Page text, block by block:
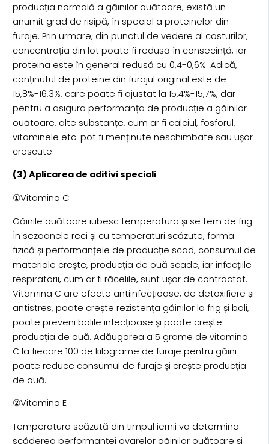
producția normală a găinilor ouătoare, există un
anumit grad de risipă, în special a proteinelor din
furaje. Prin urmare, din punctul de vedere al costurilor,
concentrația din lot poate fi redusă în consecință, iar
proteina este în general redusă cu 0,4-0,6%. Adică,
conținutul de proteine din furajul original este de
15,8%-16,3%, care poate fi ajustat la 15,4%-15,7%, dar
pentru a asigura performanța de producție a găinilor
ouătoare, alte substanțe, cum ar fi calciul, fosforul,
vitaminele etc. pot fi menținute neschimbate sau ușor
crescute.
(3) Aplicarea de aditivi speciali
①Vitamina C
Găinile ouătoare iubesc temperatura și se tem de frig.
În sezoanele reci și cu temperaturi scăzute, forma
fizică și performanțele de producție scad, consumul de
materiale crește, producția de ouă scade, iar infecțiile
respiratorii, cum ar fi răcelile, sunt ușor de contractat.
Vitamina C are efecte antiinfecțioase, de detoxifiere și
antistres, poate crește rezistența găinilor la frig și boli,
poate preveni bolile infecțioase și poate crește
producția de ouă. Adăugarea a 5 grame de vitamina
C la fiecare 100 de kilograme de furaje pentru găini
poate reduce consumul de furaje și crește producția
de ouă.
②Vitamina E
Temperatura scăzută din timpul iernii va determina
scăderea performanței ovarelor găinilor ouătoare și